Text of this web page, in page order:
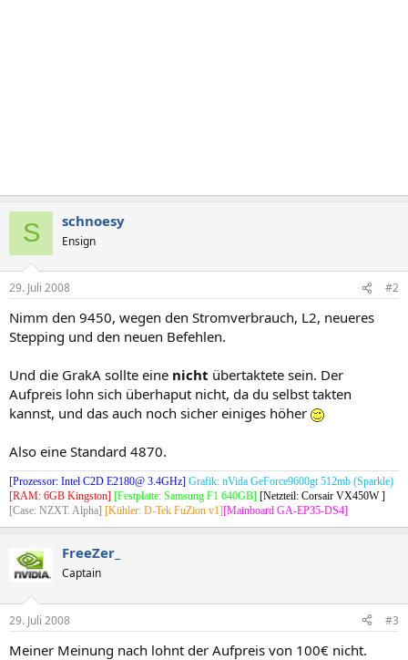
S schnoesy
Ensign
29. Juli 2008 #2
Nimm den 9450, wegen den Stromverbrauch, L2, neueres
Stepping und den neuen Befehlen.
Und die GrakA sollte eine nicht übertaktete sein. Der
Aufpreis lohn sich überhaput nicht, da du selbst takten
kannst, und das auch noch sicher einiges höher
Also eine Standard 4870.
[Prozessor: Intel C2D E2180@ 3.4GHz] Grafik: nVida GeForce9600gt 512mb (Sparkle)
[RAM: 6GB Kingston] [Festplatte: Samsung F1 640GB] [Netzteil: Corsair VX450W ]
[Case: NZXT. Alpha] [Kühler: D-Tek FuZion v1][Mainboard GA-EP35-DS4]
FreeZer_
Captain
29. Juli 2008 #3
Meiner Meinung nach lohnt der Aufpreis von 100€ nicht.